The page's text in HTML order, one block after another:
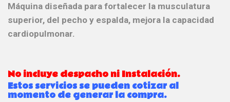
Máquina diseñada para fortalecer la musculatura
superior, del pecho y espalda, mejora la capacidad
cardiopulmonar.
No incluye despacho ni Instalación.
Estos servicios se pueden cotizar al
momento de generar la compra.